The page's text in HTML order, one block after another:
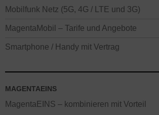
Mobilfunk Netz (5G, 4G / LTE und 3G)
MagentaMobil – Tarife und Angebote
Smartphone / Handy mit Vertrag
MAGENTAEINS
MagentaEINS – kombinieren mit Vorteil